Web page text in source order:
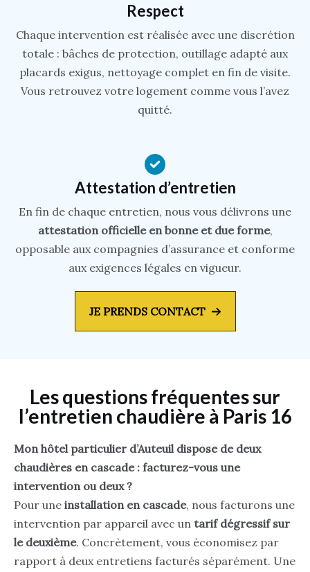
Respect
Chaque intervention est réalisée avec une discrétion
totale : bâches de protection, outillage adapté aux
placards exigus, nettoyage complet en fin de visite.
Vous retrouvez votre logement comme vous l’avez
quitté.
Attestation d’entretien
En fin de chaque entretien, nous vous délivrons une
attestation officielle en bonne et due forme,
opposable aux compagnies d’assurance et conforme
aux exigences légales en vigueur.
JE PRENDS CONTACT
Les questions fréquentes sur
l’entretien chaudière à Paris 16
Mon hôtel particulier d’Auteuil dispose de deux
chaudières en cascade : facturez-vous une
intervention ou deux ?
Pour une installation en cascade, nous facturons une
intervention par appareil avec un tarif dégressif sur
le deuxième. Concrètement, vous économisez par
rapport à deux entretiens facturés séparément. Une